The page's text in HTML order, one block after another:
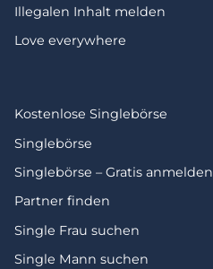
Illegalen Inhalt melden
Love everywhere
Kostenlose Singlebörse
Singlebörse
Singlebörse – Gratis anmelden
Partner finden
Single Frau suchen
Single Mann suchen